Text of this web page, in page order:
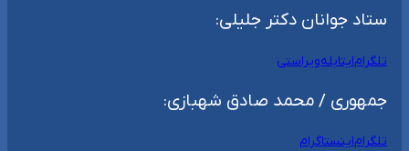
ستاد جوانان دکتر جلیلی:
تلگرامایتابلهویراستی
جمهوری / محمد صادق شهبازی:
تلگراماینستاگرام